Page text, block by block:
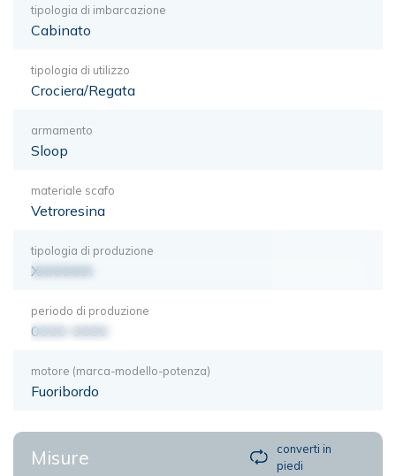
tipologia di imbarcazione
Cabinato
tipologia di utilizzo
Crociera/Regata
armamento
Sloop
materiale scafo
Vetroresina
tipologia di produzione
XXXXXXX
periodo di produzione
0000-0000
motore (marca-modello-potenza)
Fuoribordo
Misure
converti in
piedi